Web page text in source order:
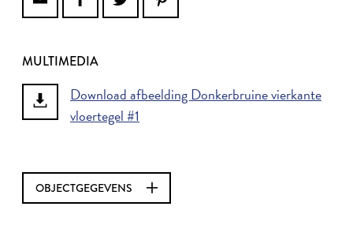
MULTIMEDIA
Download afbeelding Donkerbruine vierkante
vloertegel #1
OBJECTGEGEVENS